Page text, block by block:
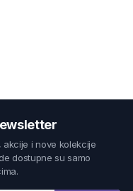
i nove kolekcije
dostupne su samo